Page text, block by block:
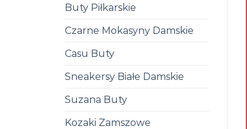
Buty Piłkarskie
Czarne Mokasyny Damskie
Casu Buty
Sneakersy Białe Damskie
Suzana Buty
Kozaki Zamszowe